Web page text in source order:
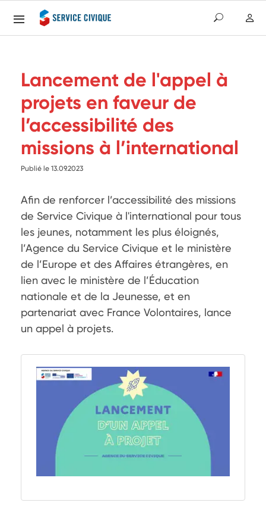
Lancement de l'appel à
projets en faveur de
l’accessibilité des
missions à l’international
Publié le 13.09.2023
Afin de renforcer l’accessibilité des missions
de Service Civique à l'international pour tous
les jeunes, notamment les plus éloignés,
l’Agence du Service Civique et le ministère
de l’Europe et des Affaires étrangères, en
lien avec le ministère de l’Éducation
nationale et de la Jeunesse, et en
partenariat avec France Volontaires, lance
un appel à projets.